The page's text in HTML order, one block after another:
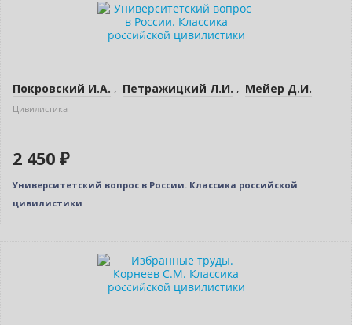
Индивидуальный подход
Покровский И.А. , Петражицкий Л.И. , Мейер Д.И.
Цивилистика
2 450 ₽
Университетский вопрос в России. Классика российской
цивилистики
Индивидуальный подход